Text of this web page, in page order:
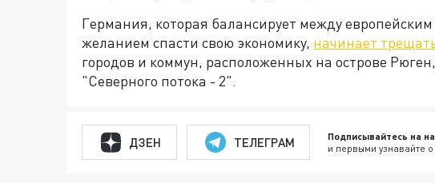
Германия, которая балансирует между
желанием спасти свою экономику, начинает
городов и коммун, расположенных на острове
"Северного потока - 2".
ДЗЕН ТЕЛЕГРАМ Подписывайтесь на
и первыми узнавайте